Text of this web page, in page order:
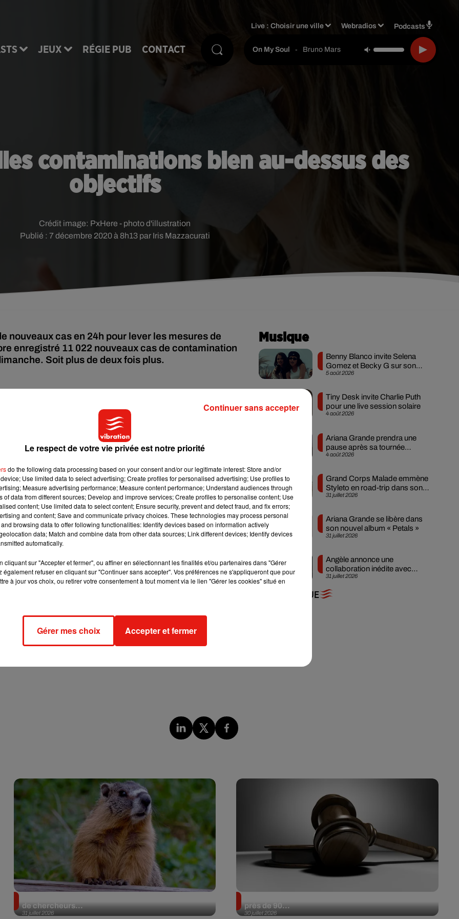
JEUX RÉGIE PUB CONTACT
Live :Choisir une ville Webradios Podcasts
On My Soul - Bruno Mars
contaminations bien au-dessus des
objectifs
Publié : 7 décembre 2020 à 8h13 par Iris Mazzacurati
Crédit image: PxHere - photo d'illustration
nouveaux cas en 24h pour lever les mesures de
enregistré 11 022 nouveaux cas de contamination
Soit plus de deux fois plus.
positifs quotidiens (tests PCR virologiques et antigéniques
à 10 500 par jour. Dimanche 6 décembre, le taux de
semaines de repli. Le taux se situait à quelque 20%, il y a
à 3 210 contre 3 220 la veille, selon les données de Santé
Covid-19 a poursuivi sa baisse, avec 175 décès enregistrés
de déplacement est que le nombre de patients en
et 3 000.
déconfinement. On est un peu inquiet", a commenté dimanche
on pense que d'ici le 15 décembre on sera en-dessous des 3
en dessous de 5 000 (par jour: ndlr), ça va être
a une légère augmentation qui se confirme ces derniers
19 a lui augmenté dimanche, à 26 262 contre 26 040 la
Musique
5 août 2026
Benny Blanco invite Selena
Gomez et Becky G sur son
nouveau single
4 août 2026
Tiny Desk invite Charlie Puth
pour une live session solaire
4 août 2026
Ariana Grande prendra une
pause après sa tournée
mondiale
31 juillet 2026
Grand Corps Malade emmène
Styleto en road-trip dans son
nouveau clip
31 juillet 2026
Ariana Grande se libère dans
son nouvel album « Petals »
31 juillet 2026
Angèle annonce une
collaboration inédite avec
Amelie Lens
+ DE MUSIQUE
31 juillet 2026
de chercheurs...
30 juillet 2026
près de 90...
Le respect de votre vie privée est notre priorité
do the following data processing based on your consent and/or our legitimate interest: Store and/or
Use limited data to select advertising; Create profiles for personalised advertising; Use profiles to
Measure advertising performance; Measure content performance; Understand audiences through
of data from different sources; Develop and improve services; Create profiles to personalise content; Use
content; Use limited data to select content; Ensure security, prevent and detect fraud, and fix errors;
and content; Save and communicate privacy choices. These technologies may process personal
browsing data to offer following functionalities: Identify devices based on information actively
data; Match and combine data from other data sources; Link different devices; Identify devices
automatically.
cliquant sur "Accepter et fermer", ou affiner en sélectionnant les finalités et/ou partenaires dans "Gérer
également refuser en cliquant sur "Continuer sans accepter". Vos préférences ne s'appliqueront que pour
à jour vos choix, ou retirer votre consentement à tout moment via le lien "Gérer les cookies" situé en
Gérer mes choix Accepter et fermer
Continuer sans accepter